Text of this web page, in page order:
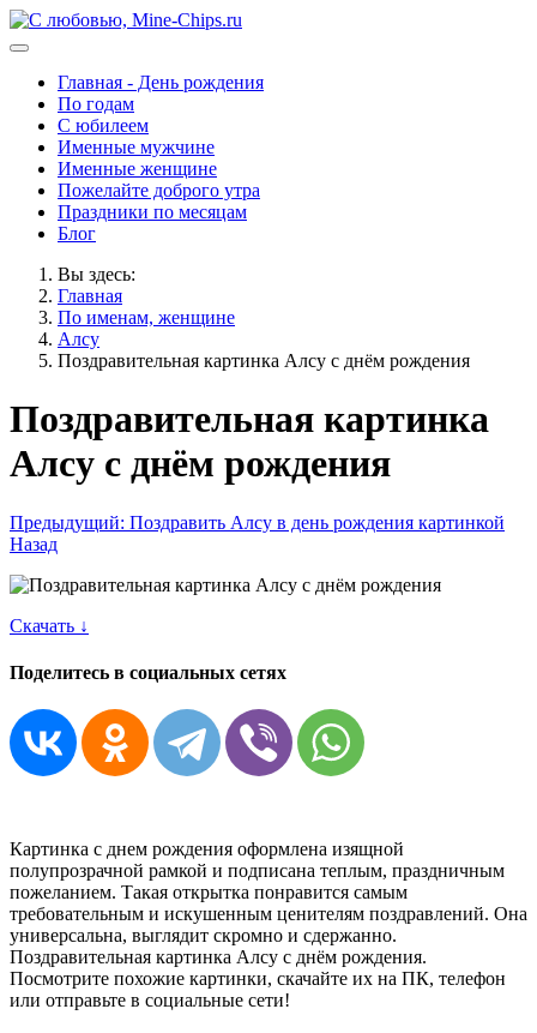
Главная - День рождения
По годам
С юбилеем
Именные мужчине
Именные женщине
Пожелайте доброго утра
Праздники по месяцам
Блог
Вы здесь:
Главная
По именам, женщине
Алсу
Поздравительная картинка Алсу с днём рождения
Поздравительная картинка
Алсу с днём рождения
Предыдущий: Поздравить Алсу в день рождения картинкой
Назад
Скачать ↓
Поделитесь в социальных сетях
Картинка с днем рождения оформлена изящной
полупрозрачной рамкой и подписана теплым, праздничным
пожеланием. Такая открытка понравится самым
требовательным и искушенным ценителям поздравлений. Она
универсальна, выглядит скромно и сдержанно.
Поздравительная картинка Алсу с днём рождения.
Посмотрите похожие картинки, скачайте их на ПК, телефон
или отправьте в социальные сети!